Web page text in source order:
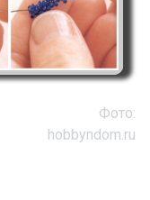
Фото:
hobbyndom.ru